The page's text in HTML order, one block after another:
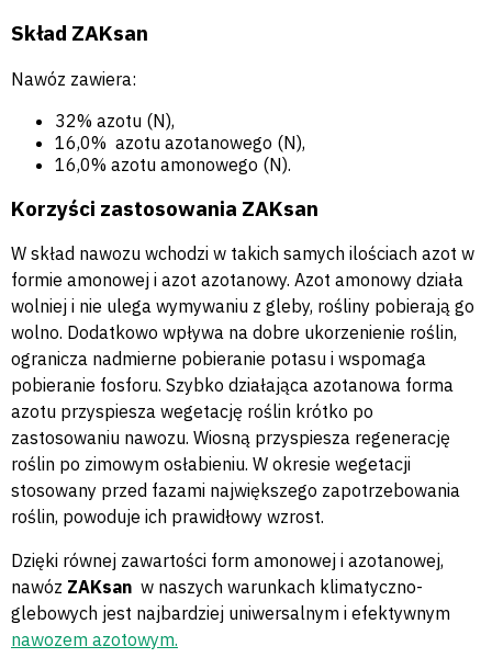
Skład ZAKsan
Nawóz zawiera:
32% azotu (N),
16,0% azotu azotanowego (N),
16,0% azotu amonowego (N).
Korzyści zastosowania ZAKsan
W skład nawozu wchodzi w takich samych ilościach azot w
formie amonowej i azot azotanowy. Azot amonowy działa
wolniej i nie ulega wymywaniu z gleby, rośliny pobierają go
wolno. Dodatkowo wpływa na dobre ukorzenienie roślin,
ogranicza nadmierne pobieranie potasu i wspomaga
pobieranie fosforu. Szybko działająca azotanowa forma
azotu przyspiesza wegetację roślin krótko po
zastosowaniu nawozu. Wiosną przyspiesza regenerację
roślin po zimowym osłabieniu. W okresie wegetacji
stosowany przed fazami największego zapotrzebowania
roślin, powoduje ich prawidłowy wzrost.
Dzięki równej zawartości form amonowej i azotanowej,
nawóz ZAKsan w naszych warunkach klimatyczno-
glebowych jest najbardziej uniwersalnym i efektywnym
nawozem azotowym.